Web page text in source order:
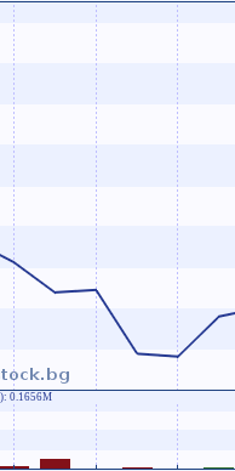
0.1656M